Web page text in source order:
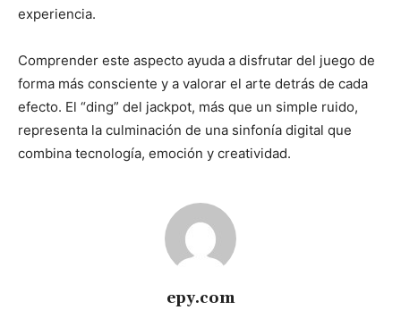
experiencia.
Comprender este aspecto ayuda a disfrutar del juego de
forma más consciente y a valorar el arte detrás de cada
efecto. El “ding” del jackpot, más que un simple ruido,
representa la culminación de una sinfonía digital que
combina tecnología, emoción y creatividad.
epy.com